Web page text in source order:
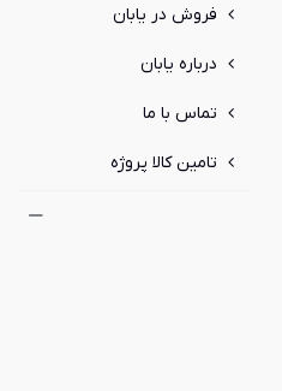
فروش در یابان
درباره یابان
تماس با ما
تامین کالا پروژه